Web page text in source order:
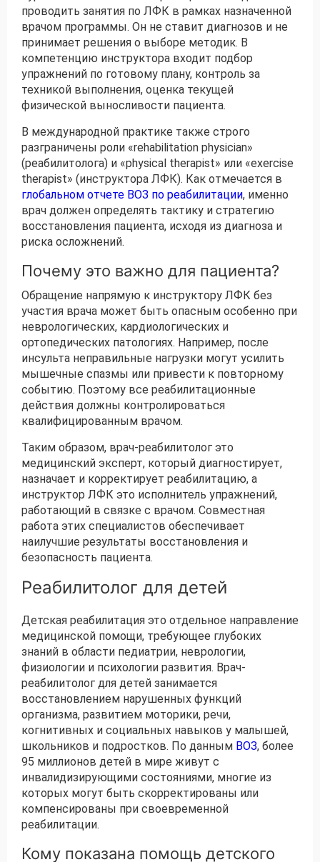
проводить занятия по ЛФК в рамках назначенной
врачом программы. Он не ставит диагнозов и не
принимает решения о выборе методик. В
компетенцию инструктора входит подбор
упражнений по готовому плану, контроль за
техникой выполнения, оценка текущей
физической выносливости пациента.
В международной практике также строго
разграничены роли «rehabilitation physician»
(реабилитолога) и «physical therapist» или «exercise
therapist» (инструктора ЛФК). Как отмечается в
глобальном отчете ВОЗ по реабилитации, именно
врач должен определять тактику и стратегию
восстановления пациента, исходя из диагноза и
риска осложнений.
Почему это важно для пациента?
Обращение напрямую к инструктору ЛФК без
участия врача может быть опасным особенно при
неврологических, кардиологических и
ортопедических патологиях. Например, после
инсульта неправильные нагрузки могут усилить
мышечные спазмы или привести к повторному
событию. Поэтому все реабилитационные
действия должны контролироваться
квалифицированным врачом.
Таким образом, врач-реабилитолог это
медицинский эксперт, который диагностирует,
назначает и корректирует реабилитацию, а
инструктор ЛФК это исполнитель упражнений,
работающий в связке с врачом. Совместная
работа этих специалистов обеспечивает
наилучшие результаты восстановления и
безопасность пациента.
Реабилитолог для детей
Детская реабилитация это отдельное направление
медицинской помощи, требующее глубоких
знаний в области педиатрии, неврологии,
физиологии и психологии развития. Врач-
реабилитолог для детей занимается
восстановлением нарушенных функций
организма, развитием моторики, речи,
когнитивных и социальных навыков у малышей,
школьников и подростков. По данным ВОЗ, более
95 миллионов детей в мире живут с
инвалидизирующими состояниями, многие из
которых могут быть скорректированы или
компенсированы при своевременной
реабилитации.
Кому показана помощь детского